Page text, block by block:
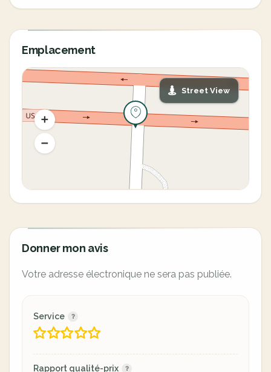
Emplacement
Street View
Donner mon avis
Votre adresse électronique ne sera pas publiée.
Service
Rapport qualité-prix